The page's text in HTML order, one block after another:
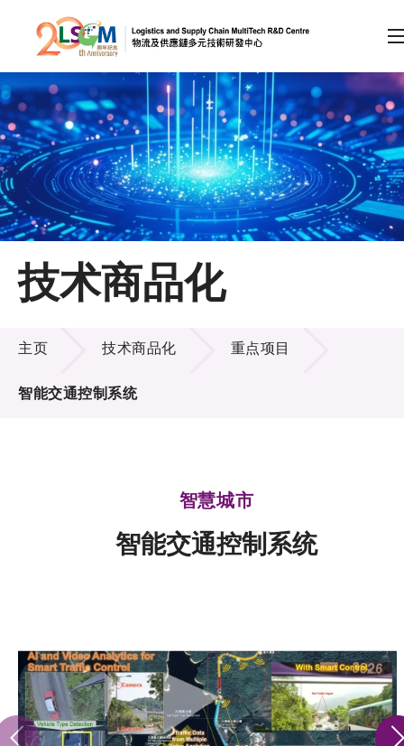
跳到内容（按回车键）
会员登录
A A EN 繁 简
主页
关于LSCM
技术商品化
服务
重点项目
会籍
技术商品化
技术商品化
主页 技术商品化 重点项目
智能交通控制系统
智慧城市
智能交通控制系统